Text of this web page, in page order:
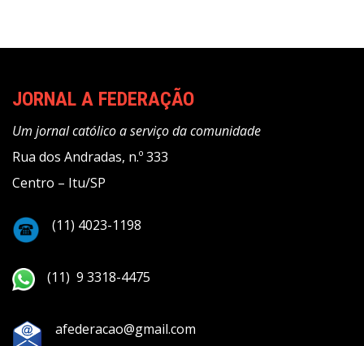
JORNAL A FEDERAÇÃO
Um jornal católico a serviço da comunidade
Rua dos Andradas, n.º 333
Centro – Itu/SP
(11) 4023-1198
(11) 9 3318-4475
afederacao@gmail.com